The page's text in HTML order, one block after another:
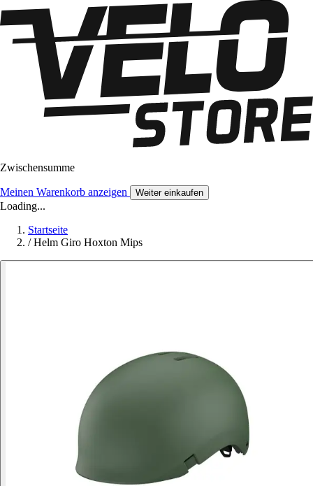
Zwischensumme
Meinen Warenkorb anzeigen Weiter einkaufen
Loading...
Startseite
/ Helm Giro Hoxton Mips